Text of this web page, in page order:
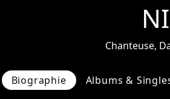
Chanteuse,
Biographie Albums &